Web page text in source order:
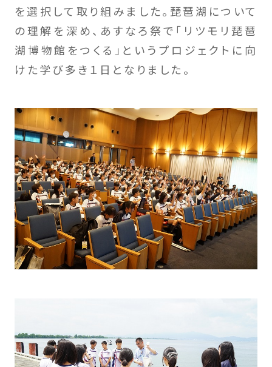
を選択して取り組みました。琵琶湖について
の理解を深め、あすなろ祭で「リツモリ琵琶
湖博物館をつくる」というプロジェクトに向
けた学び多き１日となりました。